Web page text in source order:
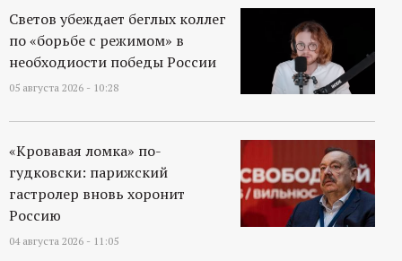
Светов убеждает беглых коллег
по «борьбе с режимом» в
необходиости победы России
05 августа 2026 - 10:28
«Кровавая ломка» по-
гудковски: парижский
гастролер вновь хоронит
Россию
04 августа 2026 - 11:05